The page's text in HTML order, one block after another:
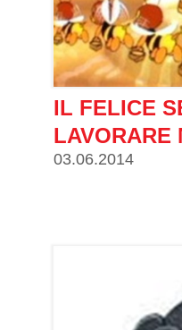
IL FELICE
LAVORARE
03.06.2014